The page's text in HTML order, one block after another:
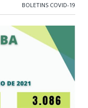
BOLETINS COVID-19